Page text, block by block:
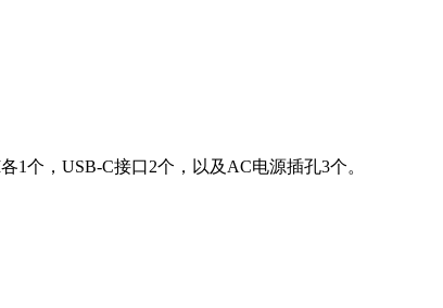
个，USB-C接口2个，以及AC电源插孔3个。